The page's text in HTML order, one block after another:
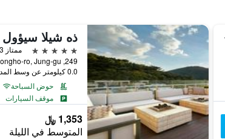
ذه شيلا سيؤول
5 نجوم
ممتاز 9.3
249, Dongho-ro, Jung-gu, سيول, كوريا الجنوبية
0.0 كيلومتر عن وسط المدينة
حوض السباحة
موقف السيارات
1,353 ﷼
المتوسط في الليلة